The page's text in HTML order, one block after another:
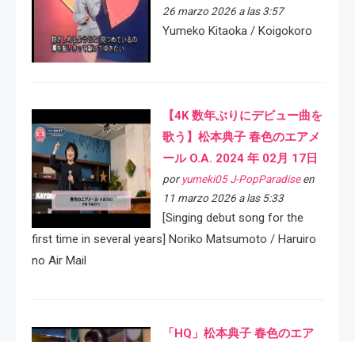
26 marzo 2026 a las 3:57
Yumeko Kitaoka / Koigokoro
【4K 数年ぶりにデビュー曲を
歌う】松本典子 春色のエアメ
ール O.A. 2024 年 02月 17日
por yumeki05 J-PopParadiseen
11 marzo 2026 a las 5:33
[Singing debut song for the
first time in several years] Noriko Matsumoto / Haruiro
no Air Mail
「HQ」松本典子 春色のエア